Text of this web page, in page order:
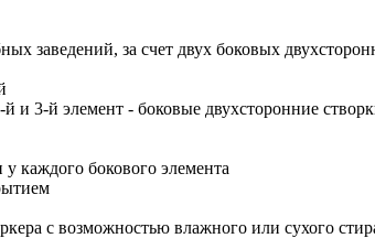
заведений, за счет двух боковых
и 3-й элемент - боковые двухсторонние
каждого бокового элемента
с возможностью влажного или сухого